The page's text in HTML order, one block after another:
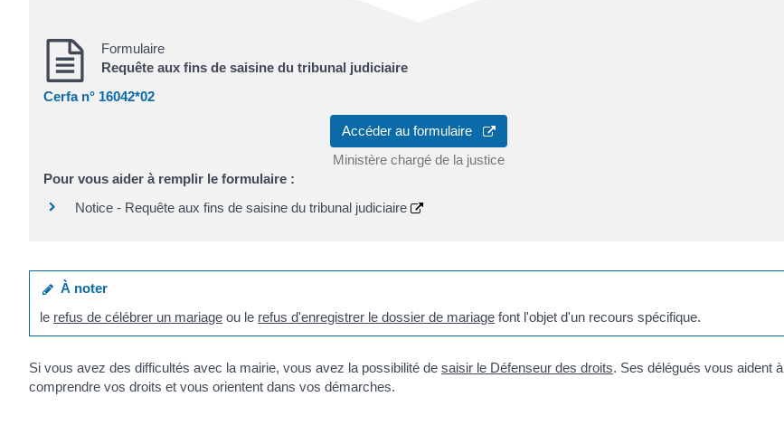
Formulaire
Requête aux fins de saisine du tribunal judiciaire
Cerfa n° 16042*02
Accéder au formulaire
Ministère chargé de la justice
Pour vous aider à remplir le formulaire :
Notice - Requête aux fins de saisine du tribunal judiciaire
À noter
le refus de célébrer un mariage ou le refus d'enregistrer le dossier de mariage font l'objet d'un recours spécifique.
Si vous avez des difficultés avec la mairie, vous avez la possibilité de saisir le Défenseur des droits. Ses délégués vous aident à
comprendre vos droits et vous orientent dans vos démarches.